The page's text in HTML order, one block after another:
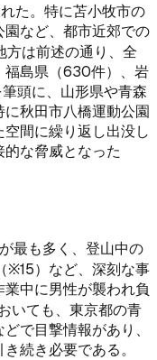
た。特に苫小牧市の
など、都市近郊での
は前述の通り、全
福島県（630件）、岩
頭に、山形県や青森
秋田市八橋運動公園
間に繰り返し出没し
な脅威となった
最も多く、登山中の
※15）など、深刻な事
中に男性が襲われ負
いても、東京都の青
で目撃情報があり、
続き必要である。